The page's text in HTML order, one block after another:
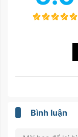
Bình luận